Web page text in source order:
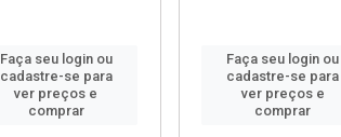
Faça seu login ou
cadastre-se para
ver preços e
comprar
Faça seu login ou
cadastre-se para
ver preços e
comprar